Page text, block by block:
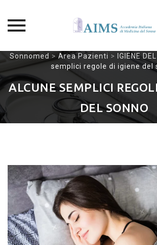
Skip
content
Sonnomed > Area Pazienti > IGIENE
semplici regole di igiene del
ALCUNE SEMPLICI
DEL SONNO